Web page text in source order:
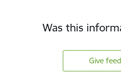
Was this
Give